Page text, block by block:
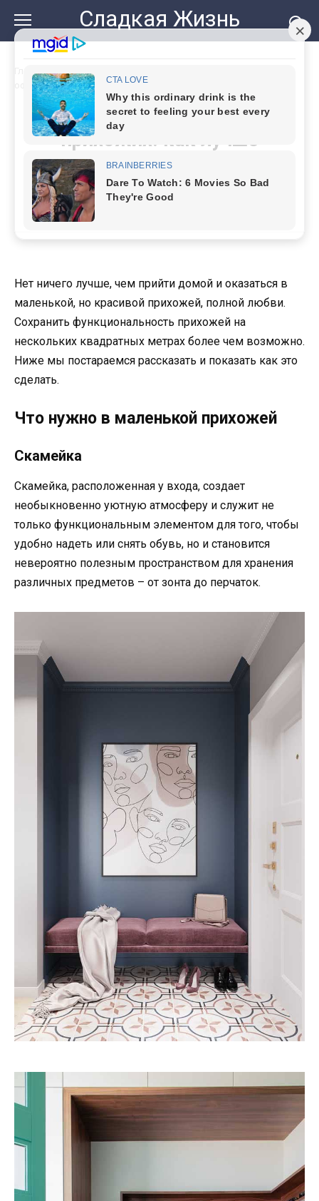
контенту
Сладкая Жизнь
оформить, советы и фото идеи
19 маленьких, но уютных
прихожих: как лучше
оформить, советы и фото
идеи
Нет ничего лучше, чем прийти домой и оказаться в
маленькой, но красивой прихожей, полной любви.
Сохранить функциональность прихожей на
нескольких квадратных метрах более чем возможно.
Ниже мы постараемся рассказать и показать как это
сделать.
Что нужно в маленькой прихожей
Скамейка
Скамейка, расположенная у входа, создает
необыкновенно уютную атмосферу и служит не
только функциональным элементом для того, чтобы
удобно надеть или снять обувь, но и становится
невероятно полезным пространством для хранения
различных предметов – от зонта до перчаток.